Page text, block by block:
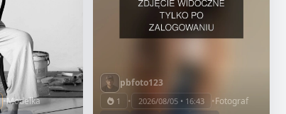
•Modelka
pbfoto123
1 • 2026/08/05 • 16:43 •Fotograf